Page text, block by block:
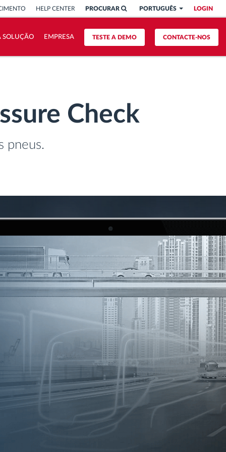
LOGIN
PORTUGUÊS
PROCURAR
HELP CENTER
CONTACTE-NOS
TESTE A DEMO
SOLUÇÃO EMPRESA
Check
pneus.